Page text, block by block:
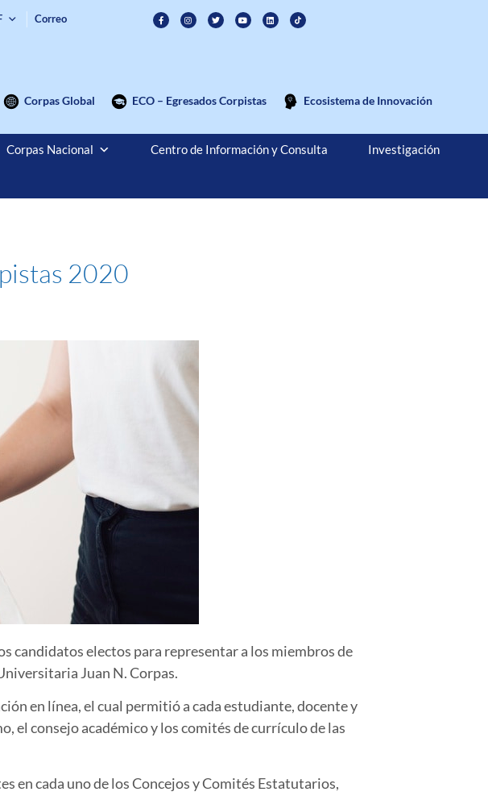
Correo
Corpas Global ECO – Egresados Corpistas Ecosistema de Innovación
Corpas Nacional Centro de Información y Consulta Investigación
2020
candidatos electos para representar a los miembros de
Juan N. Corpas.
en línea, el cual permitió a cada estudiante, docente y
el consejo académico y los comités de currículo de las
en cada uno de los Concejos y Comités Estatutarios,